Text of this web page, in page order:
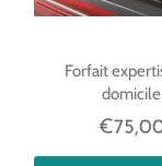
Forfait
domicile